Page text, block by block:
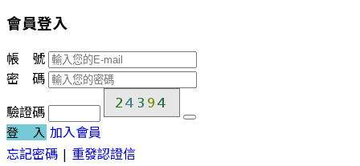
會員登入
帳 號
密 碼
驗證碼
登 入 加入會員
忘記密碼 | 重發認證信